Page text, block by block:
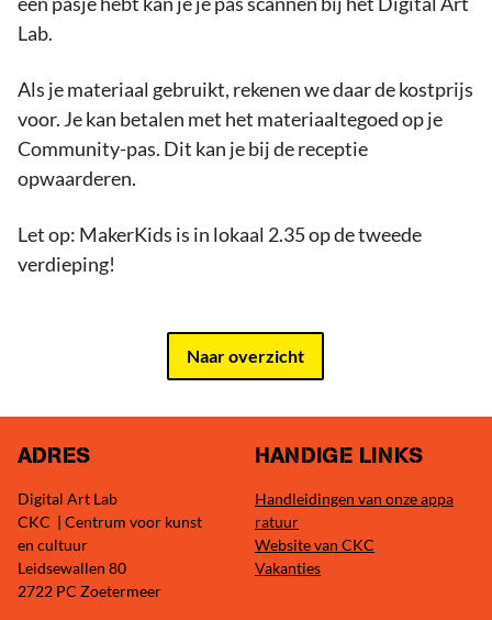
Lab.
Als je materiaal gebruikt, rekenen we daar de kostprijs
voor. Je kan betalen met het materiaaltegoed op je
Community-pas. Dit kan je bij de receptie
opwaarderen.
Let op: MakerKids is in lokaal 2.35 op de tweede
verdieping!
Naar overzicht
ADRES
Digital Art Lab
CKC | Centrum voor kunst
en cultuur
Leidsewallen 80
2722 PC Zoetermeer
HANDIGE LINKS
Handleidingen van onze appa
ratuur
Website van CKC
Vakanties